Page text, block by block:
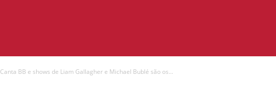
Canta BB e shows de Liam Gallagher e Michael Bublé são os...